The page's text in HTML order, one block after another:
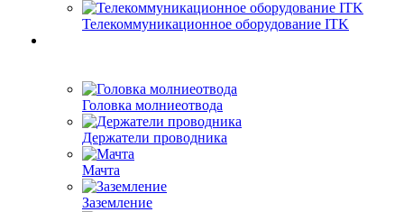
Телекоммуникационное оборудование ITK
Головка молниеотвода
Держатели проводника
Мачта
Заземление